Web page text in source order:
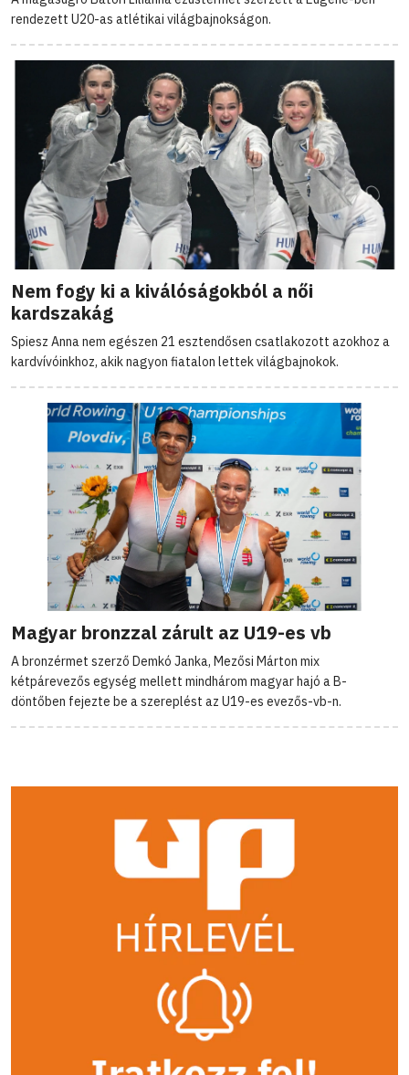
rendezett U20-as atlétikai világbajnokságon.
Nem fogy ki a kiválóságokból a női
kardszakág
Spiesz Anna nem egészen 21 esztendősen csatlakozott azokhoz a
kardvívóinkhoz, akik nagyon fiatalon lettek világbajnokok.
Magyar bronzzal zárult az U19-es vb
A bronzérmet szerző Demkó Janka, Mezősi Márton mix
kétpárevezős egység mellett mindhárom magyar hajó a B-
döntőben fejezte be a szereplést az U19-es evezős-vb-n.